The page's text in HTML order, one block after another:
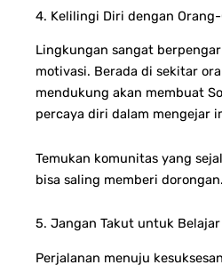
4. Kelilingi Diri dengan
Lingkungan sangat
motivasi. Berada di sekitar
mendukung akan membuat
percaya diri dalam mengejar
Temukan komunitas yang
bisa saling memberi dorongan.
5. Jangan Takut untuk
Perjalanan menuju